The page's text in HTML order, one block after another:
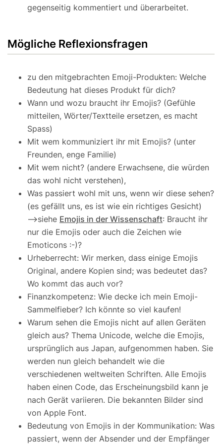
gegenseitig kommentiert und überarbeitet.
Mögliche Reflexionsfragen
zu den mitgebrachten Emoji-Produkten: Welche
Bedeutung hat dieses Produkt für dich?
Wann und wozu braucht ihr Emojis? (Gefühle
mitteilen, Wörter/Textteile ersetzen, es macht
Spass)
Mit wem kommuniziert ihr mit Emojis? (unter
Freunden, enge Familie)
Mit wem nicht? (andere Erwachsene, die würden
das wohl nicht verstehen),
Was passiert wohl mit uns, wenn wir diese sehen?
(es gefällt uns, es ist wie ein richtiges Gesicht)
–>siehe Emojis in der Wissenschaft: Braucht ihr
nur die Emojis oder auch die Zeichen wie
Emoticons :-)?
Urheberrecht: Wir merken, dass einige Emojis
Original, andere Kopien sind; was bedeutet das?
Wo kommt das auch vor?
Finanzkompetenz: Wie decke ich mein Emoji-
Sammelfieber? Ich könnte so viel kaufen!
Warum sehen die Emojis nicht auf allen Geräten
gleich aus? Thema Unicode, welche die Emojis,
ursprünglich aus Japan, aufgenommen haben. Sie
werden nun gleich behandelt wie die
verschiedenen weltweiten Schriften. Alle Emojis
haben einen Code, das Erscheinungsbild kann je
nach Gerät variieren. Die bekannten Bilder sind
von Apple Font.
Bedeutung von Emojis in der Kommunikation: Was
passiert, wenn der Absender und der Empfänger